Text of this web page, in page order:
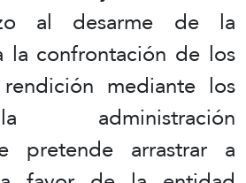
al desarme de la
la confrontación de los
mediante los
pretende arrastrar a